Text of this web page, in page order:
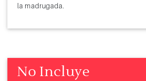
la madrugada.
No Incluye